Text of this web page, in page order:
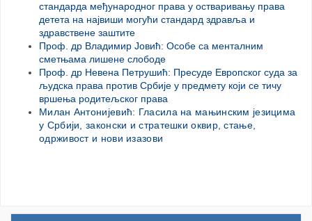
стандарда међународног права у остваривању права
детета на највиши могући стандард здравља и
здравствене заштите
Проф. др Владимир Јовић: Особе са менталним
сметњама лишене слободе
Проф. др Невена Петрушић: Пресуде Европског суда за
људска права против Србије у предмету који се тичу
вршења родитељског права
Милан Антонијевић: Гласила на мањинским језицима
у Србији, законски и стратешки оквир, стање,
одрживост и нови изазови